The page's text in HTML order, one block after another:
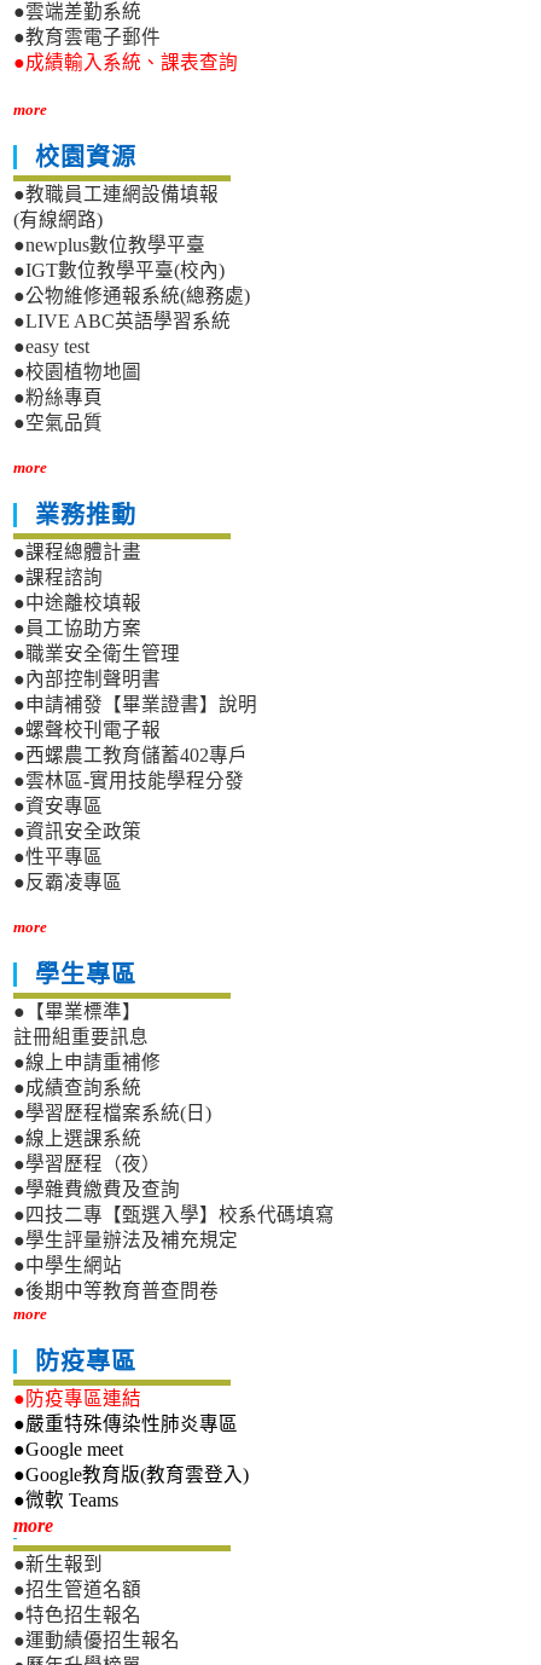
●雲端差勤系統
●教育雲電子郵件
●成績輸入系統、課表查詢
more
校園資源
●教職員工連網設備填報
(有線網路)
●newplus數位教學平臺
●IGT數位教學平臺(校內)
●公物維修通報系統(總務處)
●LIVE ABC英語學習系統
●easy test
●校園植物地圖
●粉絲專頁
●空氣品質
more
業務推動
●課程總體計畫
●課程諮詢
●中途離校填報
●員工協助方案
●職業安全衛生管理
●內部控制聲明書
●申請補發【畢業證書】說明
●螺聲校刊電子報
●西螺農工教育儲蓄402專戶
●雲林區-實用技能學程分發
●資安專區
●資訊安全政策
●性平專區
●反霸凌專區
more
學生專區
●【畢業標準】
註冊組重要訊息
●線上申請重補修
●成績查詢系統
●學習歷程檔案系統(日)
●線上選課系統
●學習歷程（夜）
●學雜費繳費及查詢
●四技二專【甄選入學】校系代碼填寫
●學生評量辦法及補充規定
●中學生網站
●後期中等教育普查問卷
more
防疫專區
●防疫專區連結
●嚴重特殊傳染性肺炎專區
●Google meet
●Google教育版(教育雲登入)
●微軟 Teams
more新生專區
●新生報到
●招生管道名額
●特色招生報名
●運動績優招生報名